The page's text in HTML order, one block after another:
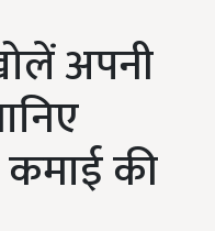
अपनी
कमाई की